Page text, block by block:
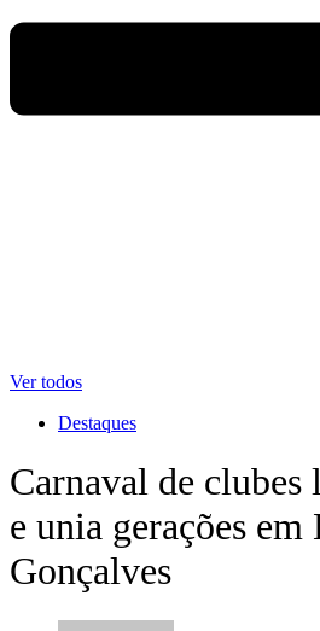
Ver todos
Destaques
Carnaval de clubes
e unia gerações em
Gonçalves